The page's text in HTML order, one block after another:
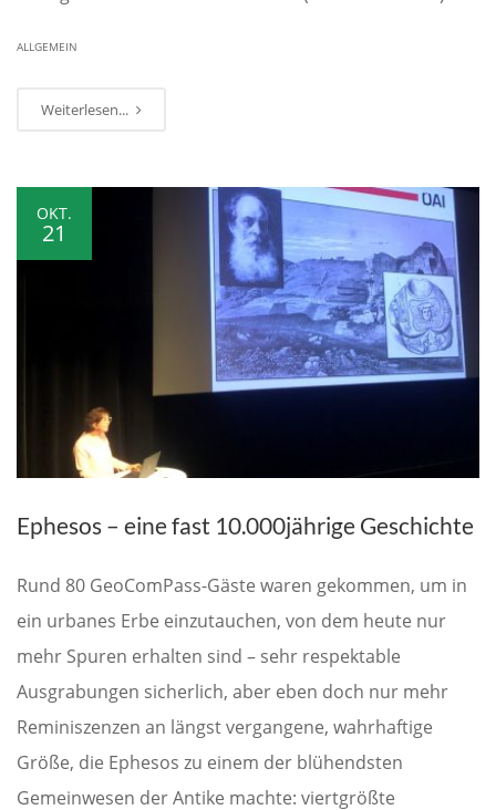
ALLGEMEIN
Weiterlesen...
OKT.
21
Ephesos – eine fast 10.000jährige Geschichte
Rund 80 GeoComPass-Gäste waren gekommen, um in
ein urbanes Erbe einzutauchen, von dem heute nur
mehr Spuren erhalten sind – sehr respektable
Ausgrabungen sicherlich, aber eben doch nur mehr
Reminiszenzen an längst vergangene, wahrhaftige
Größe, die Ephesos zu einem der blühendsten
Gemeinwesen der Antike machte: viertgrößte